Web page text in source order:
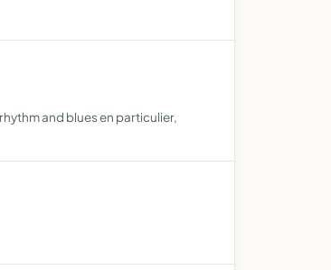
and blues en particulier,